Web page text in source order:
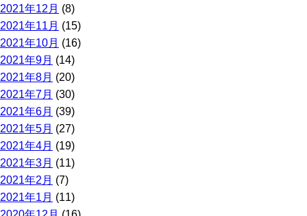
2021年12月 (8)
2021年11月 (15)
2021年10月 (16)
2021年9月 (14)
2021年8月 (20)
2021年7月 (30)
2021年6月 (39)
2021年5月 (27)
2021年4月 (19)
2021年3月 (11)
2021年2月 (7)
2021年1月 (11)